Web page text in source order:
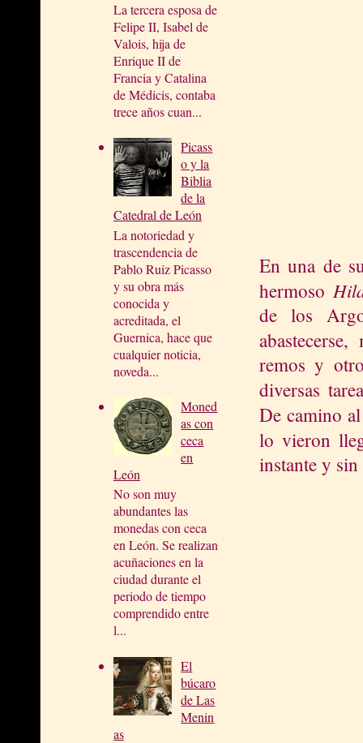
La tercera esposa de
Felipe II, Isabel de
Valois, hija de
Enrique II de
Francia y Catalina
de Médicis, contaba
trece años cuan...
Picass
o y la
Biblia
de la
Catedral de León
La notoriedad y
trascendencia de
Pablo Ruiz Picasso
y su obra más
conocida y
acreditada, el
Guernica, hace que
cualquier noticia,
noveda...
Moned
as con
ceca
en
León
No son muy
abundantes las
monedas con ceca
en León. Se realizan
acuñaciones en la
ciudad durante el
periodo de tiempo
comprendido entre
l...
El
búcaro
de Las
Menin
as
En una de
hermoso
de los
remos y
diversas
De camino
lo vieron
instante y